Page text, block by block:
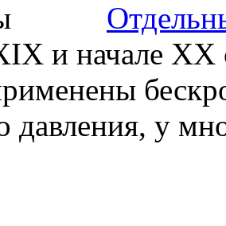
и начале XX
давления, у